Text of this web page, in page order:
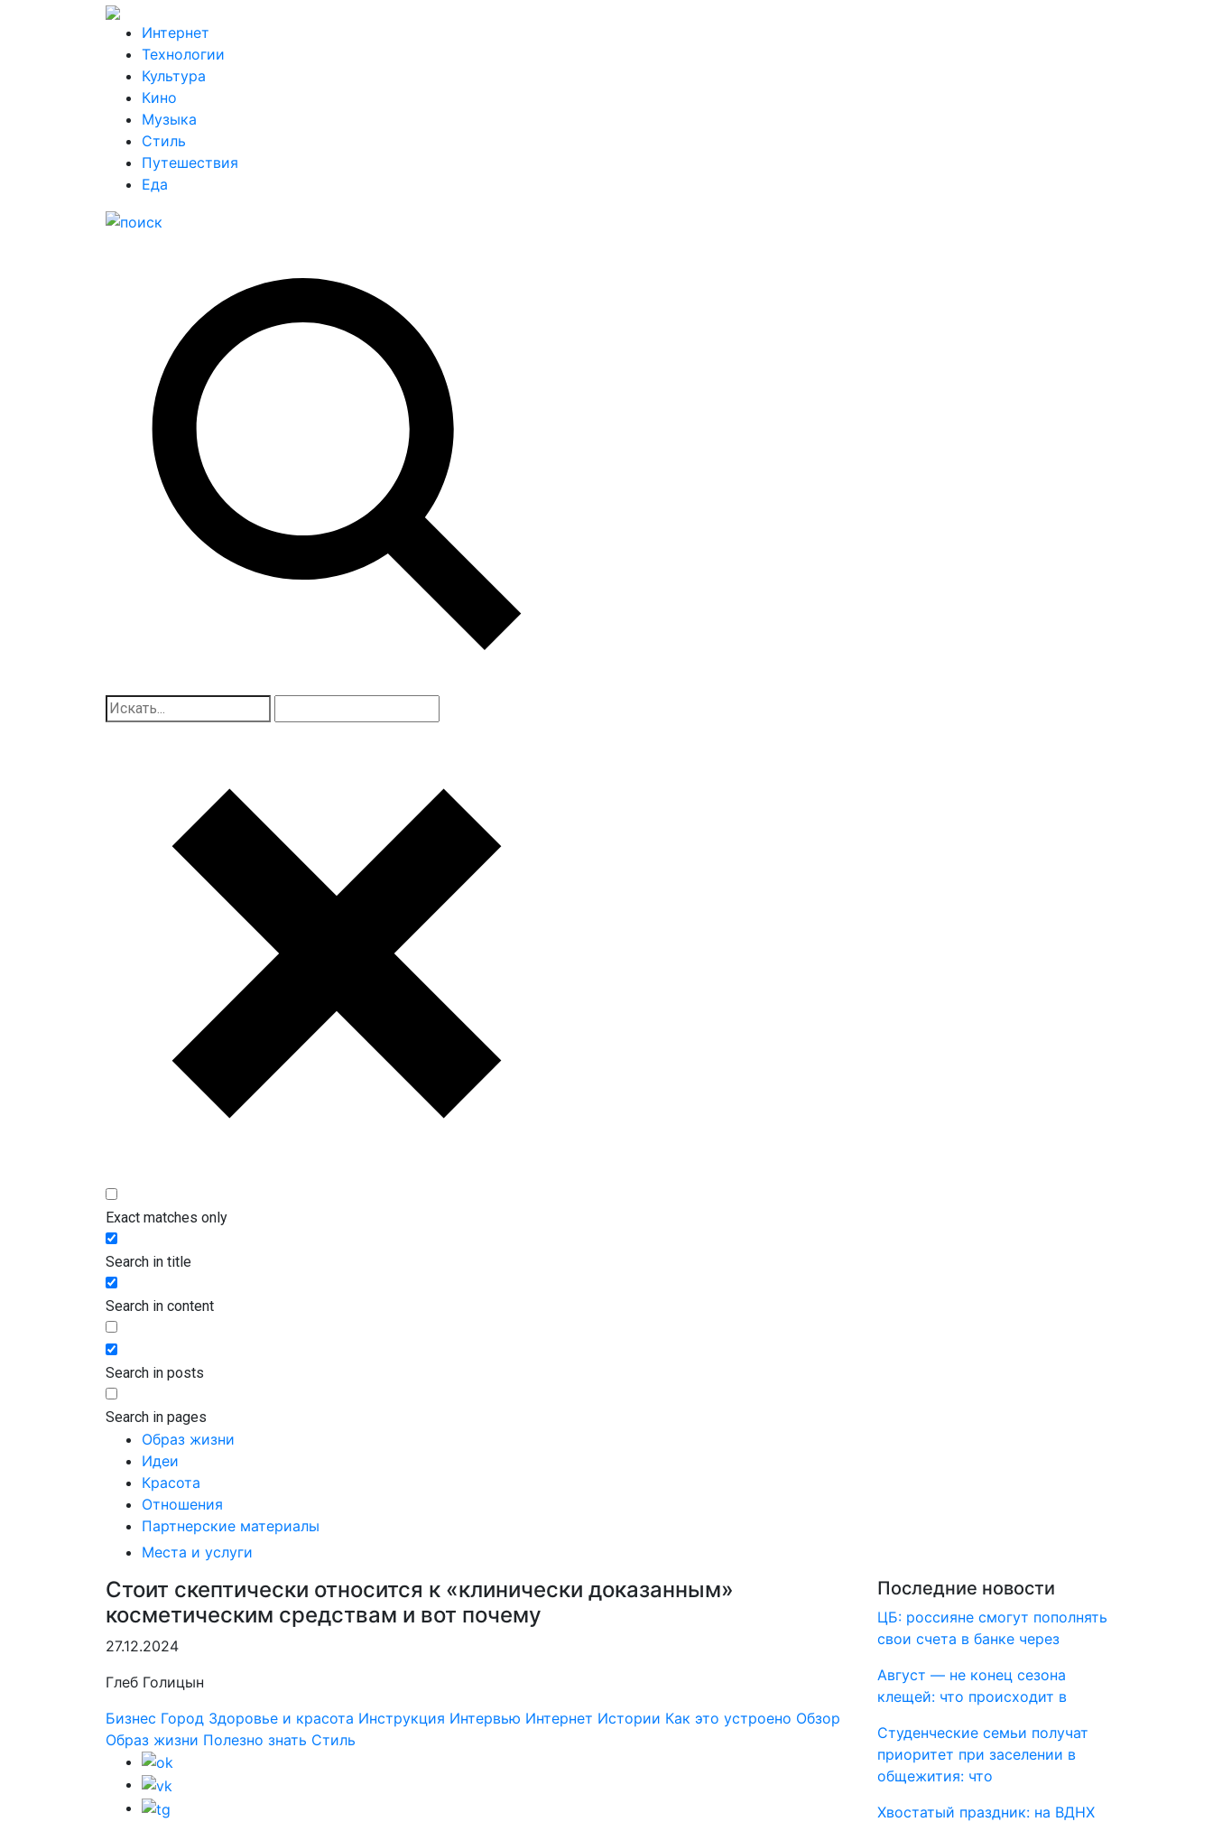
Интернет
Технологии
Культура
Кино
Музыка
Стиль
Путешествия
Еда
Exact matches only
Search in title
Search in content
Search in posts
Search in pages
Образ жизни
Идеи
Красота
Отношения
Партнерские материалы
Места и услуги
Стоит скептически относится к «клинически доказанным»
косметическим средствам и вот почему
27.12.2024
Глеб Голицын
Бизнес Город Здоровье и красота Инструкция Интервью Интернет Истории Как это устроено Обзор
Образ жизни Полезно знать Стиль
Последние новости
ЦБ: россияне смогут пополнять
свои счета в банке через
Август — не конец сезона
клещей: что происходит в
Студенческие семьи получат
приоритет при заселении в
общежития: что
Хвостатый праздник: на ВДНХ